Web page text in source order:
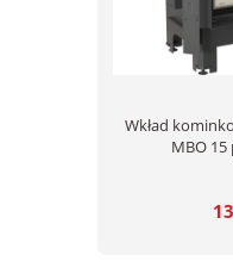
Wkład
MBO